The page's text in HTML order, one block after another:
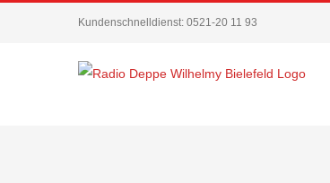
Kundenschnelldienst: 0521-20 11 93